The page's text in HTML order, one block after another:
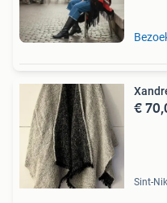
€
Sint-